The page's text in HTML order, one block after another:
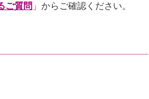
ご質問 」からご確認ください。